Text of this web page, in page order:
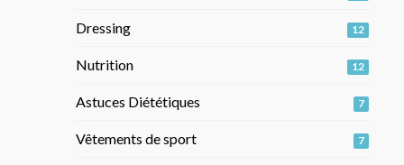
Dressing 12
Nutrition 12
Astuces Diététiques 7
Vêtements de sport 7